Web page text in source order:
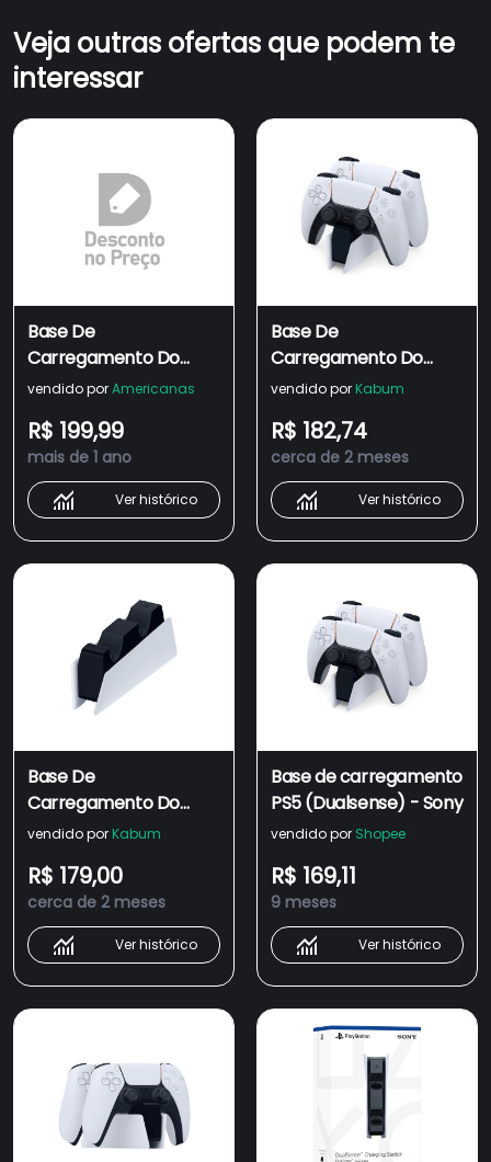
Veja outras ofertas que podem te
interessar
Base De
Carregamento Do
Dualsense¿ - PS5
vendido porAmericanas
R$ 199,99
mais de 1 ano
Ver histórico
Base De
Carregamento Do
Dualsense Playstation
vendido por Kabum
R$ 182,74
cerca de 2 meses
Ver histórico
Base De
Carregamento Do
Dualsense Playstation
vendido por Kabum
R$ 179,00
cerca de 2 meses
Ver histórico
Base de carregamento
PS5 (Dualsense) - Sony
vendido por Shopee
R$ 169,11
9 meses
Ver histórico